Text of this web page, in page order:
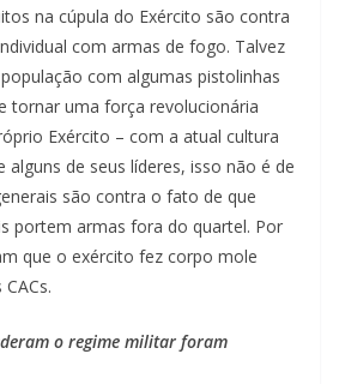
na cúpula do Exército são contra
com armas de fogo. Talvez
com algumas pistolinhas
tornar uma força revolucionária
Exército – com a atual cultura
alguns de seus líderes, isso não é de
são contra o fato de que
portem armas fora do quartel. Por
que o exército fez corpo mole
o regime militar foram